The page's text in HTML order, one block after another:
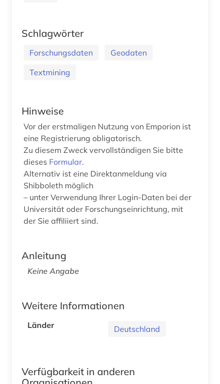
Schlagwörter
Forschungsdaten
Geodaten
Textmining
Hinweise
Vor der erstmaligen Nutzung von Emporion ist
eine Registrierung obligatorisch.
Zu diesem Zweck vervollständigen Sie bitte
dieses Formular.
Alternativ ist eine Direktanmeldung via
Shibboleth möglich
– unter Verwendung Ihrer Login-Daten bei der
Universität oder Forschungseinrichtung, mit
der Sie affiliiert sind.
Anleitung
Keine Angabe
Weitere Informationen
Länder Deutschland
Verfügbarkeit in anderen